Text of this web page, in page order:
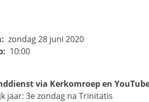
zondag 28 juni 2020
10:00
via Kerkomroep en
jaar: 3e zondag na Trinitatis